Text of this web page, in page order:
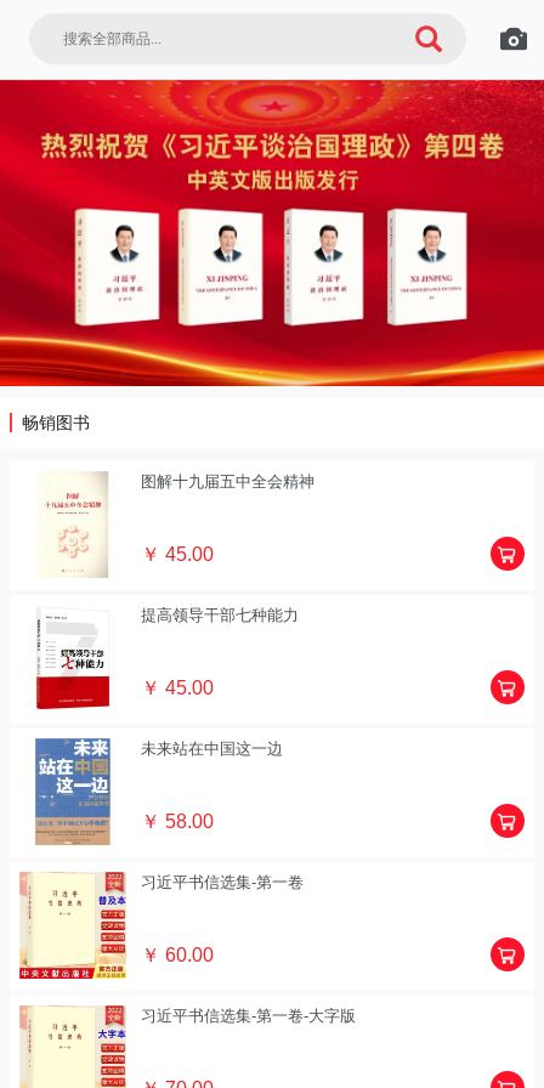
畅销图书
图解十九届五中全会精神
￥ 45.00
提高领导干部七种能力
￥ 45.00
未来站在中国这一边
￥ 58.00
习近平书信选集-第一卷
￥ 60.00
习近平书信选集-第一卷-大字版